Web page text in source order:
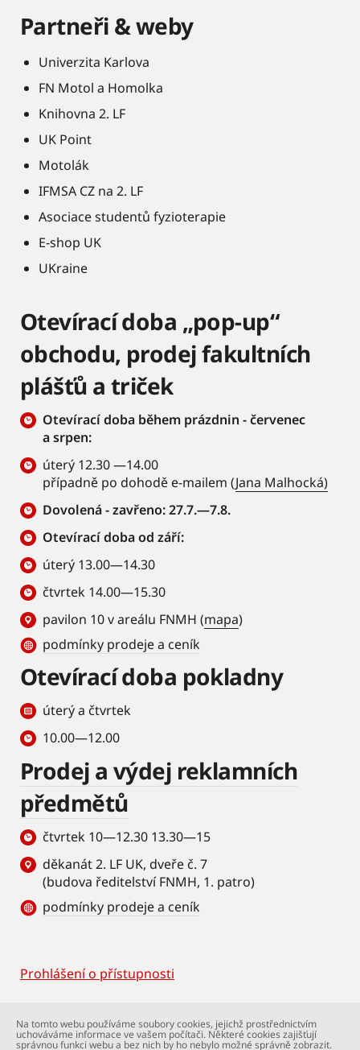
Partneři & weby
Univerzita Karlova
FN Motol a Homolka
Knihovna 2. LF
UK Point
Motolák
IFMSA CZ na 2. LF
Asociace studentů fyzioterapie
E-shop UK
UKraine
Otevírací doba „pop-up“
obchodu, prodej fakultních
plášťů a triček
Otevírací doba během prázdnin - červenec
a srpen:
úterý 12.30 —14.00
případně po dohodě e-mailem (Jana Malhocká)
Dovolená - zavřeno: 27.7.—7.8.
Otevírací doba od září:
úterý 13.00—14.30
čtvrtek 14.00—15.30
pavilon 10 v areálu FNMH (mapa)
podmínky prodeje a ceník
Otevírací doba pokladny
úterý a čtvrtek
10.00—12.00
Prodej a výdej reklamních
předmětů
čtvrtek 10—12.30 13.30—15
děkanát 2. LF UK, dveře č. 7
(budova ředitelství FNMH, 1. patro)
podmínky prodeje a ceník
Footer
Prohlášení o přístupnosti
práva vyhrazena. Foto: 2. LF a Shutterstock.com.
Podpora webu:webmaster@lfmotol.cuni.cz
Na tomto webu používáme soubory cookies, jejichž prostřednictvím
uchováváme informace ve vašem počítači. Některé cookies zajišťují
správnou funkci webu a bez nich by ho nebylo možné správně zobrazit.